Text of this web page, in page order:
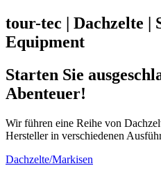
tour-tec | Dachzelte |
Equipment
Starten Sie
Abenteuer!
Wir führen eine Reihe von
Hersteller in verschiedenen
Dachzelte/Markisen